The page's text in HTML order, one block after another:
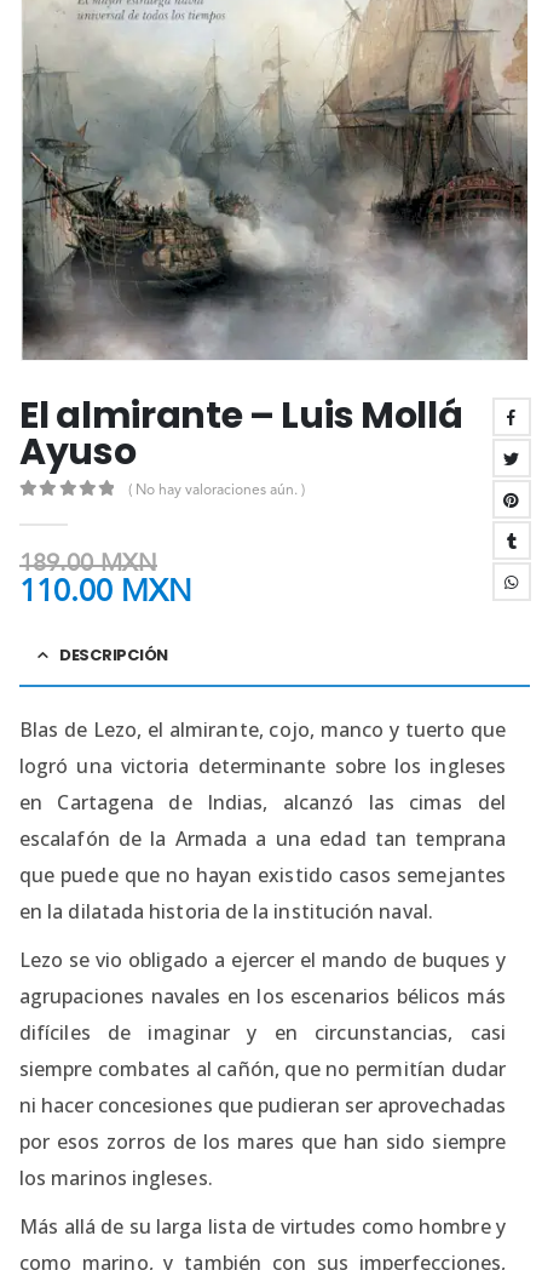
El almirante – Luis Mollá
Ayuso
( No hay valoraciones aún. )
189.00MXN
110.00 MXN
DESCRIPCIÓN
Blas de Lezo, el almirante, cojo, manco y tuerto que
logró una victoria determinante sobre los ingleses
en Cartagena de Indias, alcanzó las cimas del
escalafón de la Armada a una edad tan temprana
que puede que no hayan existido casos semejantes
en la dilatada historia de la institución naval.
Lezo se vio obligado a ejercer el mando de buques y
agrupaciones navales en los escenarios bélicos más
difíciles de imaginar y en circunstancias, casi
siempre combates al cañón, que no permitían dudar
ni hacer concesiones que pudieran ser aprovechadas
por esos zorros de los mares que han sido siempre
los marinos ingleses.
Más allá de su larga lista de virtudes como hombre y
como marino, y también con sus imperfecciones,